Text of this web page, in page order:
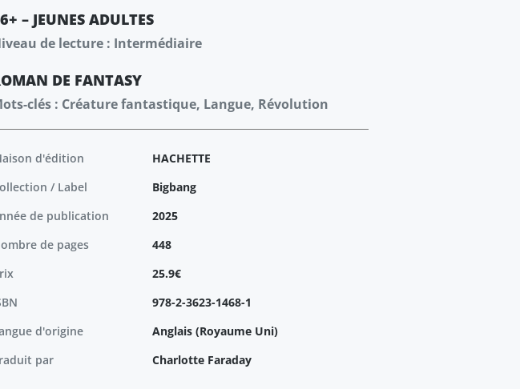
– JEUNES ADULTES
de lecture : Intermédiaire
DE FANTASY
clés : Créature fantastique, Langue, Révolution
d'édition
HACHETTE
/ Label
Bigbang
de publication
2025
de pages
448
25.9€
978-2-3623-1468-1
d'origine
Anglais (Royaume Uni)
par
Charlotte Faraday